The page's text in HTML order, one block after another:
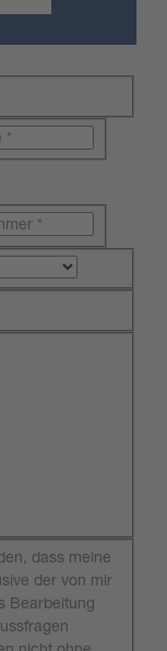
dass meine
der von mir
Bearbeitung